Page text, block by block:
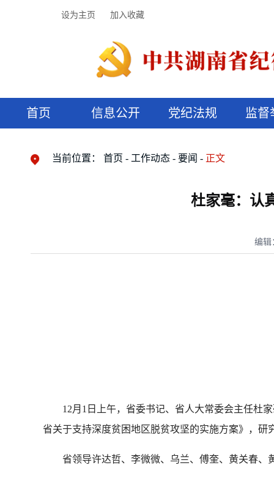
设为主页 加入收藏
首页 信息公开 党纪法规 监督
当前位置： 首页 工作动态 要闻 正文
杜家毫：认
编辑
12月1日上午，省委书记、省人大常委会主任杜家
省关于支持深度贫困地区脱贫攻坚的实施方案》，研
省领导许达哲、李微微、乌兰、傅奎、黄关春、